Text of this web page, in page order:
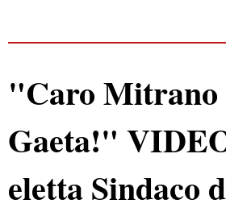
"Caro Mitrano
Gaeta!"
eletta Sindaco